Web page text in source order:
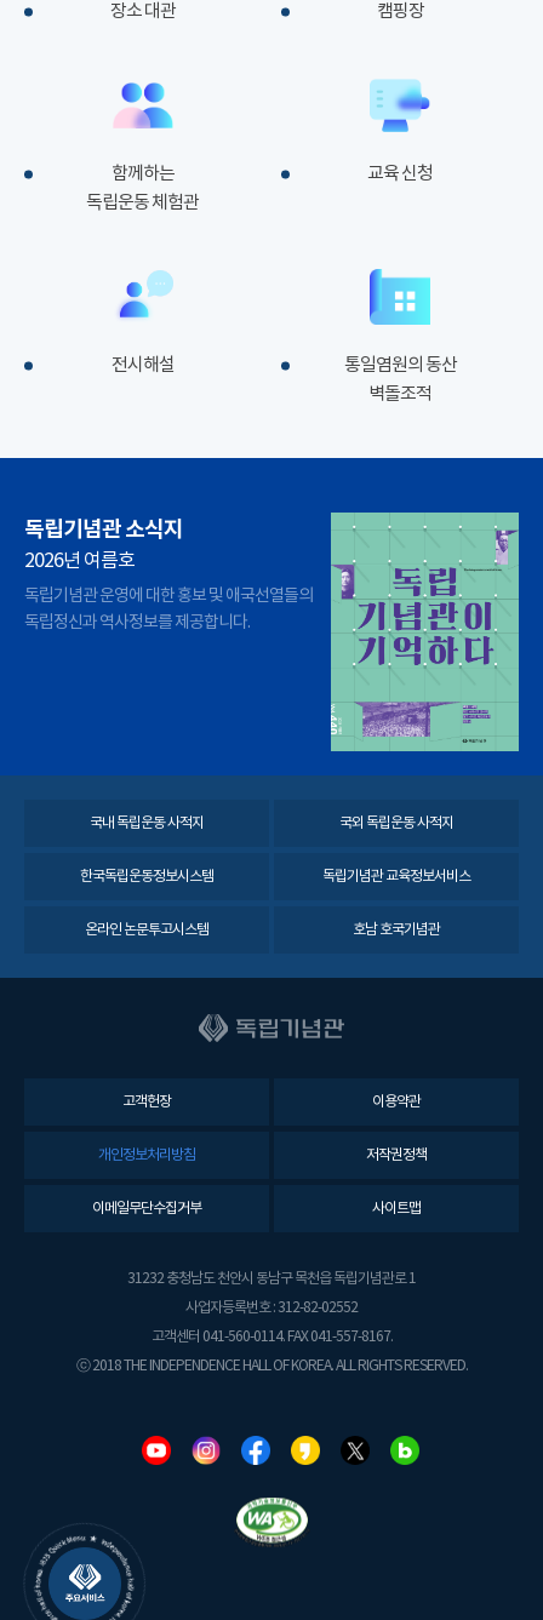
장소 대관 캠핑장
함께하는
독립운동 체험관
교육 신청
전시해설
통일염원의 동산
벽돌조적
독립기념관 소식지
2026년 여름호
독립기념관 운영에 대한 홍보 및 애국선열들의
독립정신과 역사정보를 제공합니다.
국내 독립운동 사적지 국외 독립운동 사적지
한국독립운동정보시스템 독립기념관 교육정보서비스
온라인 논문투고시스템 호남 호국기념관
고객헌장 이용약관
개인정보처리방침 저작권정책
이메일무단수집거부 사이트맵
31232 충청남도 천안시 동남구 목천읍 독립기념관로 1
사업자등록번호 : 312-82-02552
고객센터 041-560-0114. FAX 041-557-8167.
ⓒ 2018 THE INDEPENDENCE HALL OF KOREA. ALL RIGHTS RESERVED.